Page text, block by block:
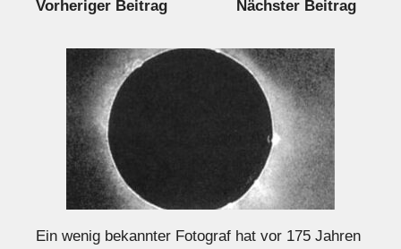
Vorheriger Beitrag Nächster Beitrag
Ein wenig bekannter Fotograf hat vor 175 Jahren